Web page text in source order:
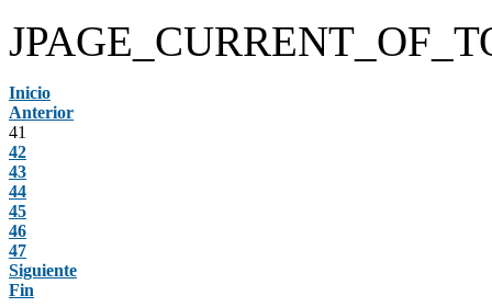
Inicio
Anterior
41
42
43
44
45
46
47
Siguiente
Fin